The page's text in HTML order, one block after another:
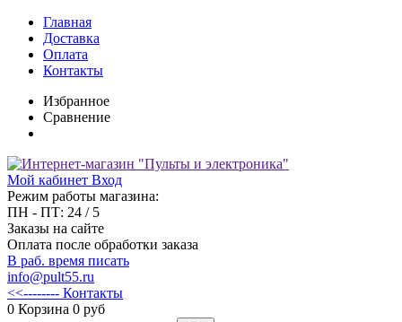
Главная
Доставка
Оплата
Контакты
Избранное
Сравнение
Мой кабинет Вход
Режим работы магазина:
ПН - ПТ: 24 / 5
Заказы на сайте
Оплата после обработки заказа
В раб. время писать
info@pult55.ru
<<-------- Контакты
0 Корзина 0 руб